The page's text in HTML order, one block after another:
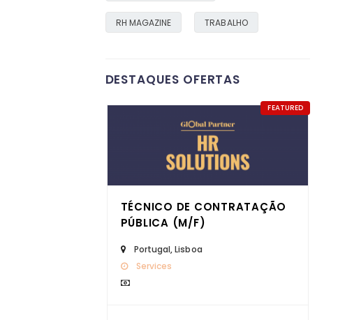
RH MAGAZINE TRABALHO
DESTAQUES OFERTAS
FEATURED
TÉCNICO DE CONTRATAÇÃO
PÚBLICA (M/F)
Portugal,Lisboa
Services